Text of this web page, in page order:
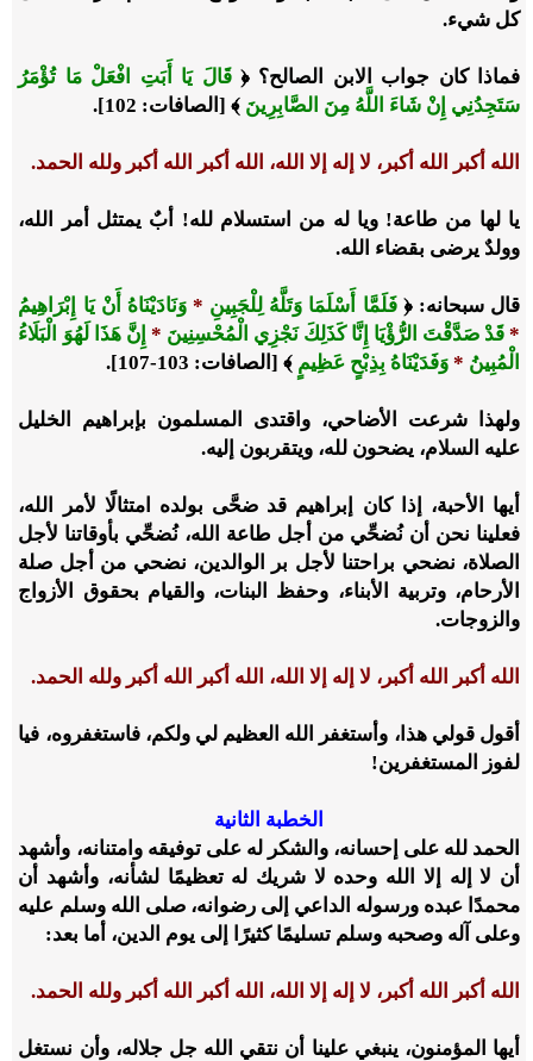
كل شيء.
فماذا كان جواب الابن الصالح؟ ﴿قَالَ يَا أَبَتِ افْعَلْ مَا تُؤْمَرُ
سَتَجِدُنِي إِنْ شَاءَ اللَّهُ مِنَ الصَّابِرِينَ ﴾ [الصافات: 102].
الله أكبر الله أكبر، لا إله إلا الله، الله أكبر الله أكبر ولله الحمد.
يا لها من طاعة! ويا له من استسلام لله! أبٌ يمتثل أمر الله،
وولدٌ يرضى بقضاء الله.
قال سبحانه: ﴿فَلَمَّا أَسْلَمَا وَتَلَّهُ لِلْجَبِينِ *وَنَادَيْنَاهُ أَنْ يَا إِبْرَاهِيمُ
* قَدْ صَدَّقْتَ الرُّؤْيَا إِنَّا كَذَلِكَ نَجْزِي الْمُحْسِنِينَ * إِنَّ هَذَا لَهُوَ الْبَلَاءُ
الْمُبِينُ * وَفَدَيْنَاهُ بِذِبْحٍ عَظِيمٍ ﴾ [الصافات: 103-107].
ولهذا شرعت الأضاحي، واقتدى المسلمون بإبراهيم الخليل
عليه السلام، يضحون لله، ويتقربون إليه.
أيها الأحبة، إذا كان إبراهيم قد ضحَّى بولده امتثالًا لأمر الله،
فعلينا نحن أن نُضحِّي من أجل طاعة الله، نُضحِّي بأوقاتنا لأجل
الصلاة، نضحي براحتنا لأجل بر الوالدين، نضحي من أجل صلة
الأرحام، وتربية الأبناء، وحفظ البنات، والقيام بحقوق الأزواج
والزوجات.
الله أكبر الله أكبر، لا إله إلا الله، الله أكبر الله أكبر ولله الحمد.
أقول قولي هذا، وأستغفر الله العظيم لي ولكم، فاستغفروه، فيا
لفوز المستغفرين!
الخطبة الثانية
الحمد لله على إحسانه، والشكر له على توفيقه وامتنانه، وأشهد
أن لا إله إلا الله وحده لا شريك له تعظيمًا لشأنه، وأشهد أن
محمدًا عبده ورسوله الداعي إلى رضوانه، صلى الله وسلم عليه
وعلى آله وصحبه وسلم تسليمًا كثيرًا إلى يوم الدين، أما بعد:
الله أكبر الله أكبر، لا إله إلا الله، الله أكبر الله أكبر ولله الحمد.
أيها المؤمنون، ينبغي علينا أن نتقي الله جل جلاله، وأن نستغل